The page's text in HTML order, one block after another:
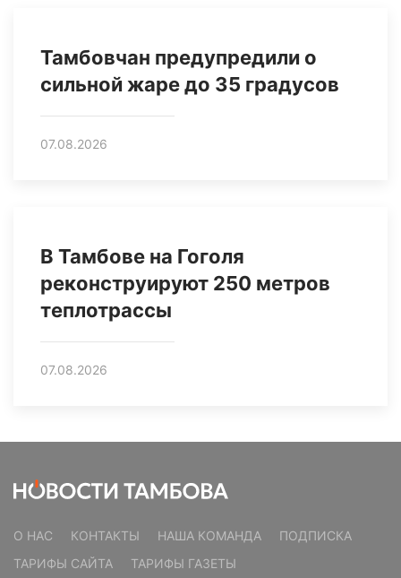
Тамбовчан предупредили о
сильной жаре до 35 градусов
07.08.2026
В Тамбове на Гоголя
реконструируют 250 метров
теплотрассы
07.08.2026
О НАС КОНТАКТЫ НАША КОМАНДА
ПОДПИСКА
ТАРИФЫ САЙТА
ТАРИФЫ ГАЗЕТЫ